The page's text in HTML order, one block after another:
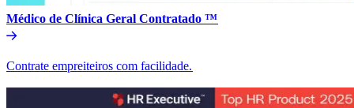
Médico de Clínica Geral Contratado ™​​
Contrate empreiteiros com facilidade.​​